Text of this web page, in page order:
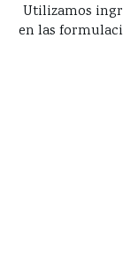
Utilizamos
en las